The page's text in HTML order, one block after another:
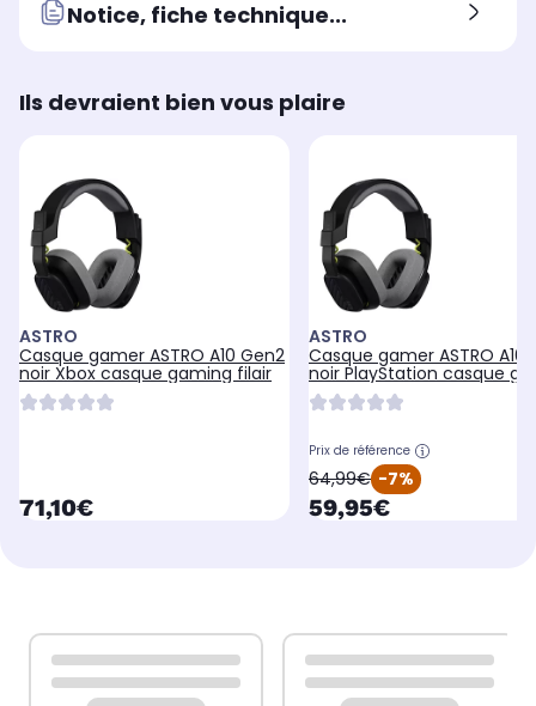
Notice, fiche technique...
Ils devraient bien vous plaire
ASTRO
Casque gamer ASTRO A10 Gen2
noir Xbox casque gaming filair
currentPrice
71,10€
ASTRO
Casque gamer ASTRO A10
noir PlayStation
Prix de référence
oldPrice
64,99€ -7%
currentPrice
59,95€